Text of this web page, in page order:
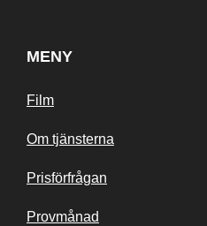
MENY
Film
Om tjänsterna
Prisförfrågan
Provmånad